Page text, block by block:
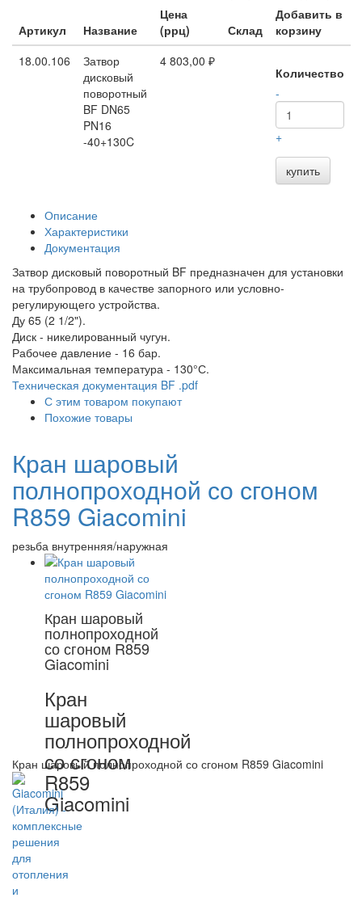
Артикул Название
Цена
(ррц)
Склад
Добавить в
корзину
18.00.106
Затвор
дисковый
поворотный
BF DN65
PN16
-40+130C
4 803,00 ₽
Количество
-
+
купить
Описание
Характеристики
Документация
Затвор дисковый поворотный BF предназначен для установки
на трубопровод в качестве запорного или условно-
регулирующего устройства.
Ду 65 (2 1/2").
Диск - никелированный чугун.
Рабочее давление - 16 бар.
Максимальная температура - 130°С.
Техническая документация BF .pdf
С этим товаром покупают
Похожие товары
Кран шаровый
полнопроходной со сгоном
R859 Giacomini
резьба внутренняя/наружная
Кран шаровый
полнопроходной
со сгоном R859
Giacomini
Кран
шаровый
полнопроходной
со сгоном
R859
Giacomini
Кран шаровый полнопроходной со сгоном R859 Giacomini